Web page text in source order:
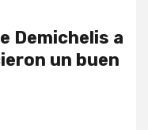
Demichelis a
un buen